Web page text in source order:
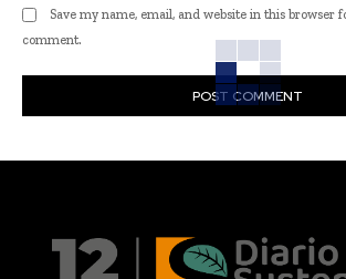
Save my name, email, and website in this browser
comment.